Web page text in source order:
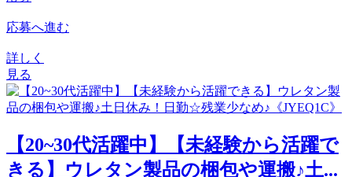
応募へ進む
詳しく
見る
【20~30代活躍中】【未経験から活躍で
きる】ウレタン製品の梱包や運搬♪土...